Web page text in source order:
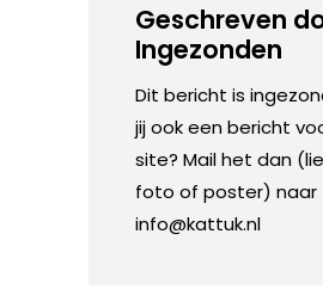
Geschreven
Ingezonden
Dit bericht is
jij ook een bericht
site? Mail het dan
foto of poster) naar
info@kattuk.nl